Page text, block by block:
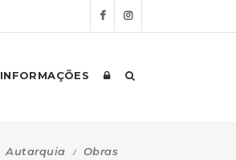
INFORMAÇÕES
Autarquia Obras